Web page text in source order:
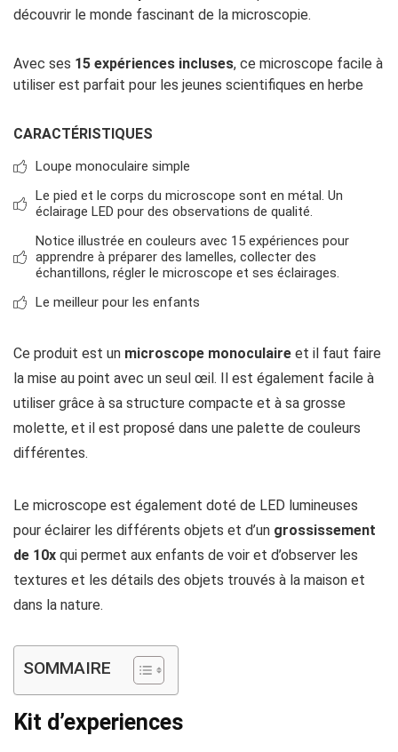
découvrir le monde fascinant de la microscopie.
Avec ses 15 expériences incluses, ce microscope facile à
utiliser est parfait pour les jeunes scientifiques en herbe
CARACTÉRISTIQUES
Loupe monoculaire simple
Le pied et le corps du microscope sont en métal. Un
éclairage LED pour des observations de qualité.
Notice illustrée en couleurs avec 15 expériences pour
apprendre à préparer des lamelles, collecter des
échantillons, régler le microscope et ses éclairages.
Le meilleur pour les enfants
Ce produit est un microscope monoculaire et il faut faire
la mise au point avec un seul œil. Il est également facile à
utiliser grâce à sa structure compacte et à sa grosse
molette, et il est proposé dans une palette de couleurs
différentes.
Le microscope est également doté de LED lumineuses
pour éclairer les différents objets et d’un grossissement
de 10x qui permet aux enfants de voir et d’observer les
textures et les détails des objets trouvés à la maison et
dans la nature.
SOMMAIRE
Kit d’experiences